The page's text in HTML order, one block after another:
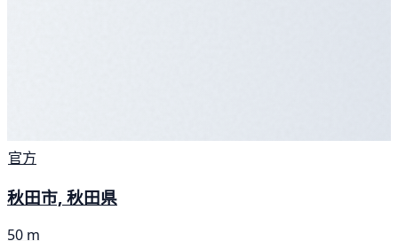
官方
秋田市, 秋田県
50 m